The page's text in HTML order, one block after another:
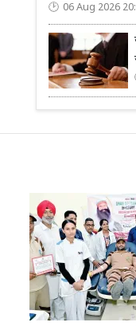
06 Aug 2026